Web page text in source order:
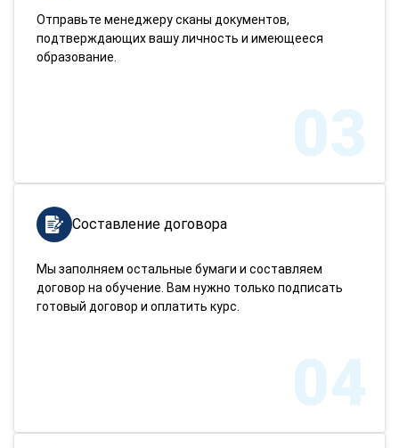
Отправьте менеджеру сканы документов,
подтверждающих вашу личность и имеющееся
образование.
03
Составление договора
Мы заполняем остальные бумаги и составляем
договор на обучение. Вам нужно только подписать
готовый договор и оплатить курс.
04